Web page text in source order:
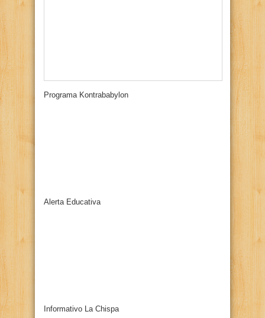
Programa Kontrababylon
Alerta Educativa
Informativo La Chispa